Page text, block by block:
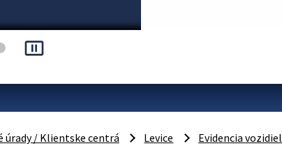
pause_presentation
úrady / Klientske centrá Levice Evidencia vozidiel